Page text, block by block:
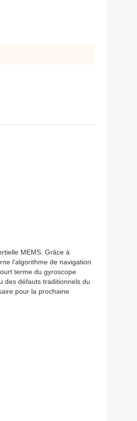
MEMS. Grâce à
l'algorithme de navigation
terme du gyroscope.
des défauts traditionnels du
pour la prochaine